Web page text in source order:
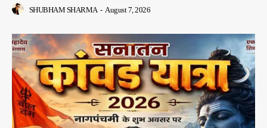
SHUBHAM SHARMA - August 7, 2026